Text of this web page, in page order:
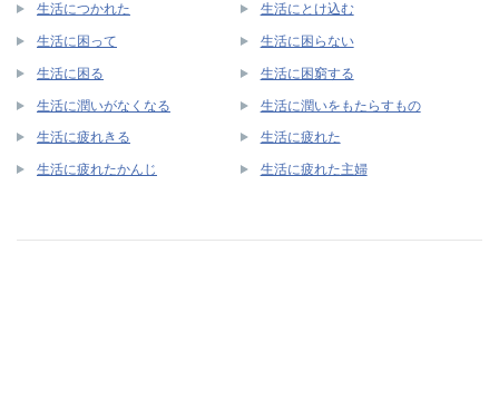
生活につかれた 生活にとけ込む
生活に困って 生活に困らない
生活に困る 生活に困窮する
生活に潤いがなくなる 生活に潤いをもたらすもの
生活に疲れきる 生活に疲れた
生活に疲れたかんじ 生活に疲れた主婦